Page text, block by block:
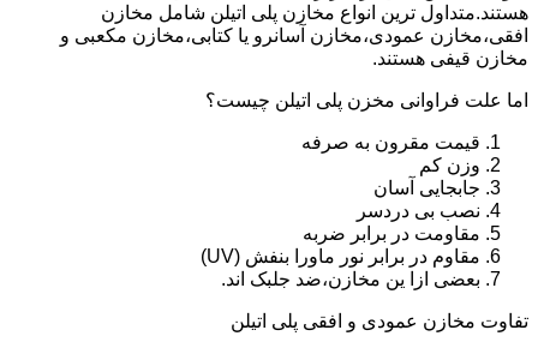
هستند.متداول ترین انواع مخازن پلی اتیلن شامل مخازن
افقی،مخازن عمودی،مخازن آسانرو یا کتابی،مخازن مکعبی و
مخازن قیفی هستند.
اما علت فراوانی مخزن پلی اتیلن چیست؟
قیمت مقرون به صرفه
وزن کم
جابجایی آسان
نصب بی دردسر
مقاومت در برابر ضربه
مقاوم در برابر نور ماورا بنفش (UV)
بعضی ازا ین مخازن،ضد جلبک اند.
تفاوت مخازن عمودی و افقی پلی اتیلن